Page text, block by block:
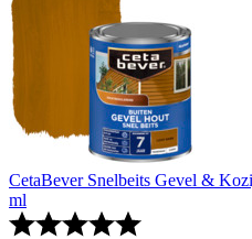
CetaBever Snelbeits Gevel &
ml